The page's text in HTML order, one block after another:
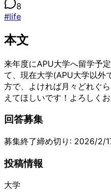
8
#life
本文
来年度にAPU大学へ留学予
て、現在大学(APU大学以外
方で、よければ月々どれぐ
えてほしいです！よろしく
回答募集
募集終了締め切り: 2026/2/
投稿情報
大学